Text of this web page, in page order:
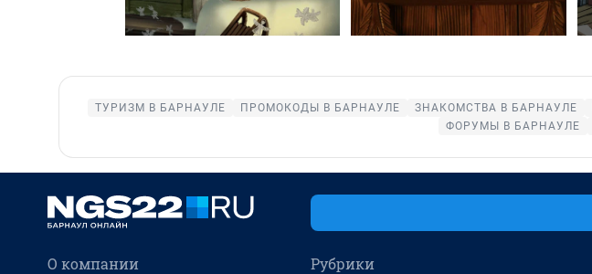
ТУРИЗМ В БАРНАУЛЕ ПРОМОКОДЫ В БАРНАУЛЕ ЗНАКОМСТВА В БАРНАУЛЕ
ФОРУМЫ В БАРНАУЛЕ
О компании Рубрики